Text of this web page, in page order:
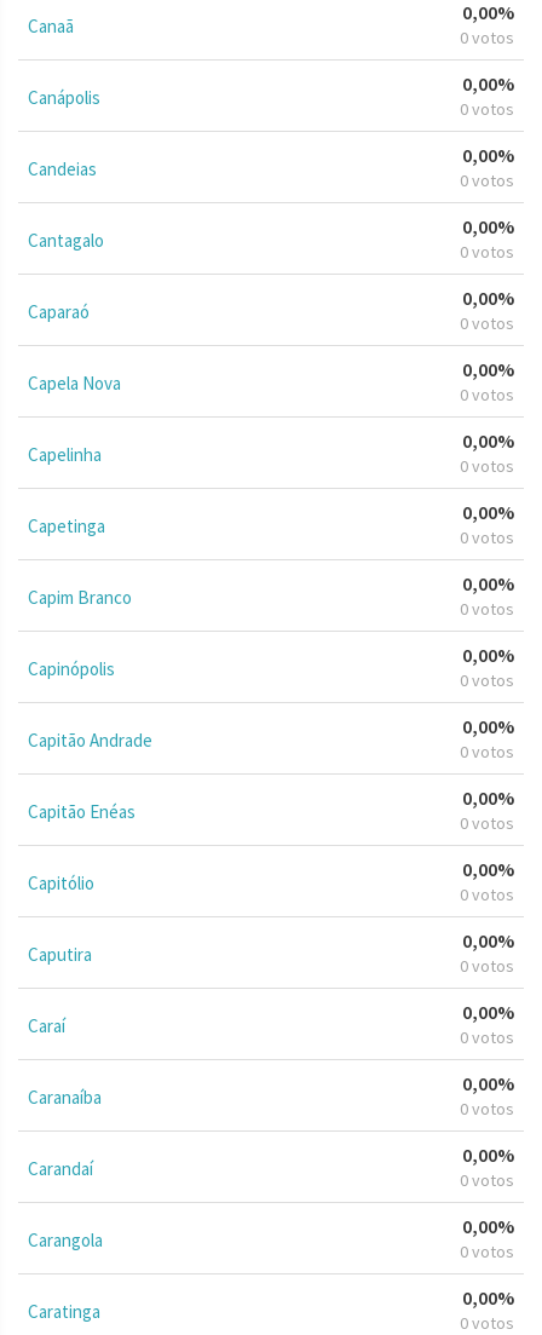
Canaã
0,00%
0 votos
Canápolis
0,00%
0 votos
Candeias
0,00%
0 votos
Cantagalo
0,00%
0 votos
Caparaó
0,00%
0 votos
Capela Nova
0,00%
0 votos
Capelinha
0,00%
0 votos
Capetinga
0,00%
0 votos
Capim Branco
0,00%
0 votos
Capinópolis
0,00%
0 votos
Capitão Andrade
0,00%
0 votos
Capitão Enéas
0,00%
0 votos
Capitólio
0,00%
0 votos
Caputira
0,00%
0 votos
Caraí
0,00%
0 votos
Caranaíba
0,00%
0 votos
Carandaí
0,00%
0 votos
Carangola
0,00%
0 votos
Caratinga
0,00%
0 votos